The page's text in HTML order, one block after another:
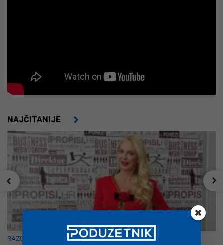
NAJČITANIJE
RAZGOVOR S POVODOM